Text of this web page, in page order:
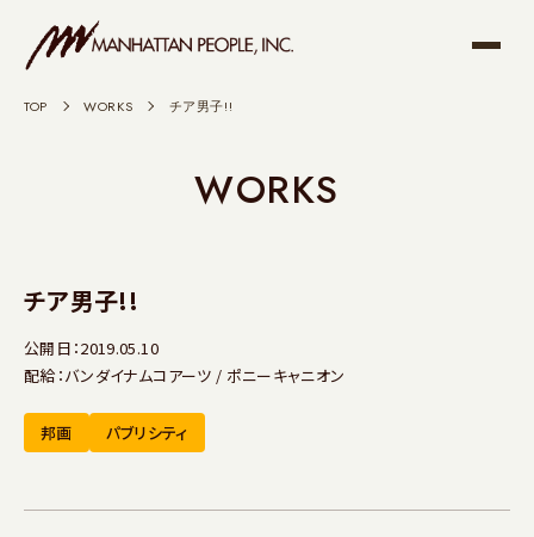
TOP > WORKS > チア男子!!
WORKS
チア男子!!
公開日：2019.05.10
配給：バンダイナムコアーツ / ポニーキャニオン
邦画 パブリシティ